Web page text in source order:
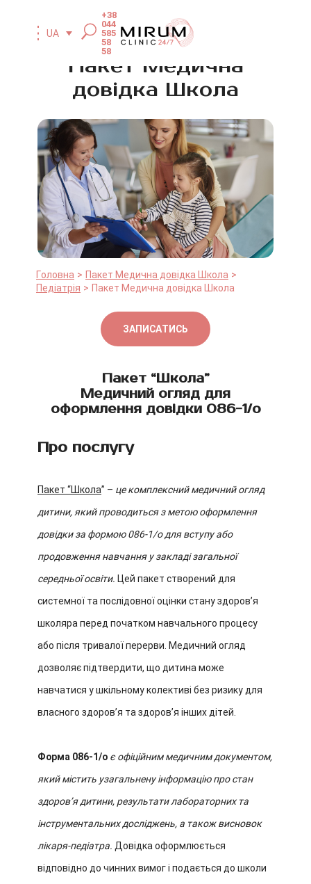
UA
+38
044
585
58
58
Пакет Медична
довідка Школа
Головна
Пакет Медична довідка Школа
Педіатрія
Пакет Медична довідка Школа
ЗАПИСАТИСЬ
Пакет “Школа”
Медичний огляд для
оформлення довідки 086-1/о
Про послугу
Пакет “Школа” – це комплексний медичний огляд
дитини, який проводиться з метою оформлення
довідки за формою 086-1/о для вступу або
продовження навчання у закладі загальної
середньої освіти. Цей пакет створений для
системної та послідовної оцінки стану здоровʼя
школяра перед початком навчального процесу
або після тривалої перерви. Медичний огляд
дозволяє підтвердити, що дитина може
навчатися у шкільному колективі без ризику для
власного здоровʼя та здоровʼя інших дітей.
Форма 086-1/о є офіційним медичним документом,
який містить узагальнену інформацію про стан
здоровʼя дитини, результати лабораторних та
інструментальних досліджень, а також висновок
лікаря-педіатра. Довідка оформлюється
відповідно до чинних вимог і подається до школи